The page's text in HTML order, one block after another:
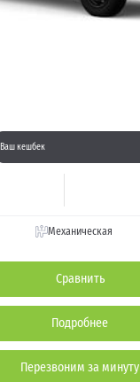
Ваш кешбек
Механическая
Сравнить
Подробнее
Перезвоним за минуту